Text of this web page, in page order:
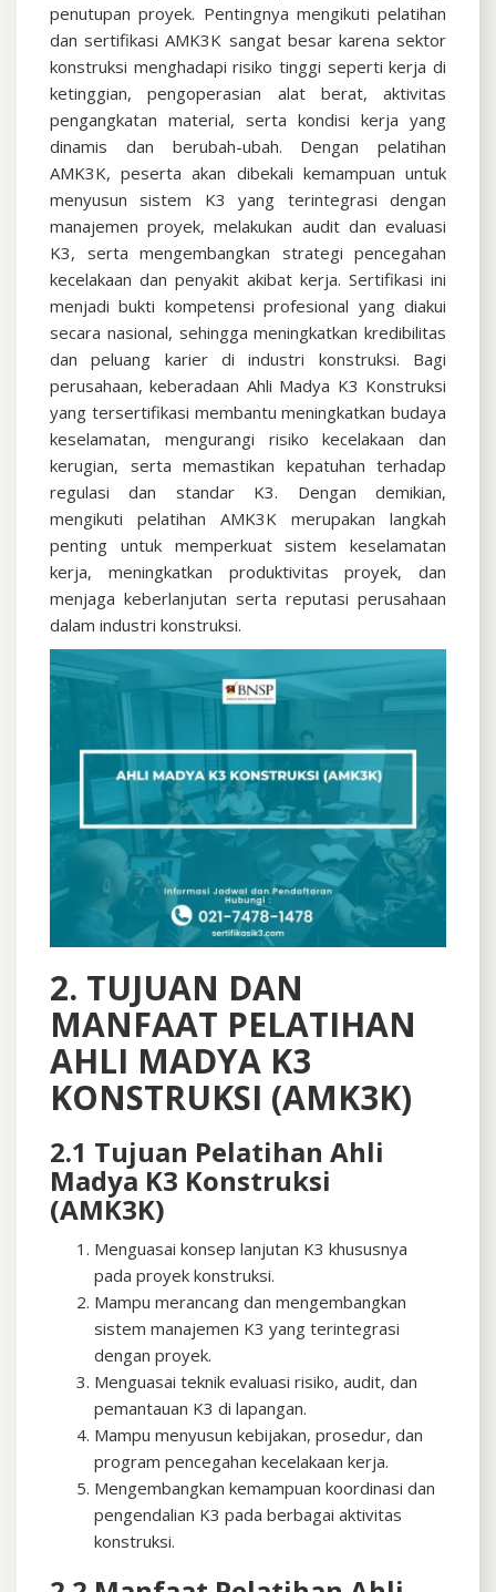
penutupan proyek. Pentingnya mengikuti pelatihan
dan sertifikasi AMK3K sangat besar karena sektor
konstruksi menghadapi risiko tinggi seperti kerja di
ketinggian, pengoperasian alat berat, aktivitas
pengangkatan material, serta kondisi kerja yang
dinamis dan berubah-ubah. Dengan pelatihan
AMK3K, peserta akan dibekali kemampuan untuk
menyusun sistem K3 yang terintegrasi dengan
manajemen proyek, melakukan audit dan evaluasi
K3, serta mengembangkan strategi pencegahan
kecelakaan dan penyakit akibat kerja. Sertifikasi ini
menjadi bukti kompetensi profesional yang diakui
secara nasional, sehingga meningkatkan kredibilitas
dan peluang karier di industri konstruksi. Bagi
perusahaan, keberadaan Ahli Madya K3 Konstruksi
yang tersertifikasi membantu meningkatkan budaya
keselamatan, mengurangi risiko kecelakaan dan
kerugian, serta memastikan kepatuhan terhadap
regulasi dan standar K3. Dengan demikian,
mengikuti pelatihan AMK3K merupakan langkah
penting untuk memperkuat sistem keselamatan
kerja, meningkatkan produktivitas proyek, dan
menjaga keberlanjutan serta reputasi perusahaan
dalam industri konstruksi.
2. TUJUAN DAN
MANFAAT PELATIHAN
AHLI MADYA K3
KONSTRUKSI (AMK3K)
2.1 Tujuan Pelatihan Ahli
Madya K3 Konstruksi
(AMK3K)
Menguasai konsep lanjutan K3 khususnya
pada proyek konstruksi.
Mampu merancang dan mengembangkan
sistem manajemen K3 yang terintegrasi
dengan proyek.
Menguasai teknik evaluasi risiko, audit, dan
pemantauan K3 di lapangan.
Mampu menyusun kebijakan, prosedur, dan
program pencegahan kecelakaan kerja.
Mengembangkan kemampuan koordinasi dan
pengendalian K3 pada berbagai aktivitas
konstruksi.